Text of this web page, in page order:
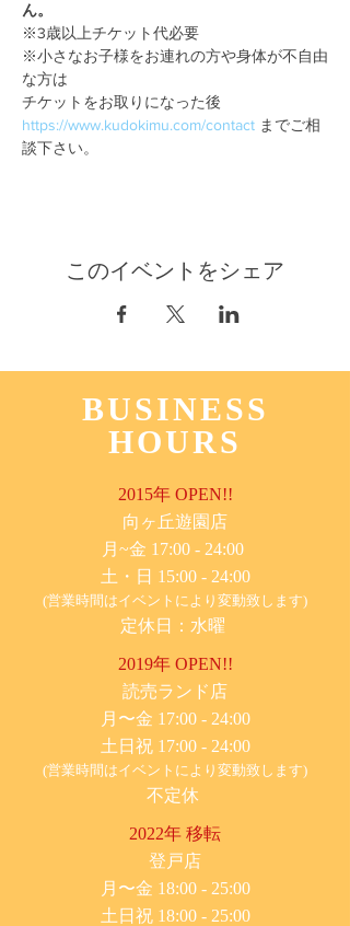
ん。
※3歳以上チケット代必要
※小さなお子様をお連れの方や身体が不自由
な方は
チケットをお取りになった後
https://www.kudokimu.com/contact までご相
談下さい。
このイベントをシェア
BUSINESS
HOURS
2015年 OPEN!!
​向ヶ丘遊園店
月~金 17:00 - 24:00
土・日 15:00 - 24:00
(営業時間はイベントにより変動致します)
定休日：水曜
2019年 OPEN!!
​読売ランド店
月〜金 17:00 - 24:00
土日祝 17:00 - 24:00
(営業時間はイベントにより変動致します)
不定休
2022年 移転
​登戸店
月〜金 18:00 - 25:00
土日祝 18:00 - 25:00